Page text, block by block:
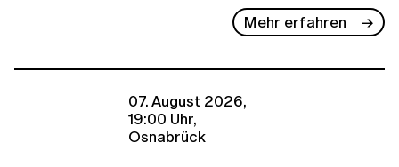
Mehr erfahren
07. August 2026,
19:00 Uhr,
Osnabrück